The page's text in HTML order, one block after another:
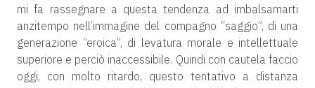
mi fa rassegnare a questa tendenza ad imbalsamarti
anzitempo nell’immagine del compagno “saggio”, di una
generazione “eroica”, di levatura morale e intellettuale
superiore e perciò inaccessibile. Quindi con cautela faccio
oggi, con molto ritardo, questo tentativo a distanza